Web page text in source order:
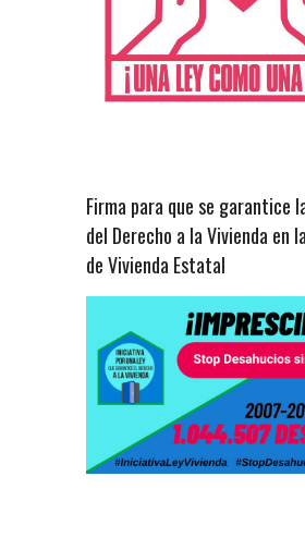
Firma para que se garantice
del Derecho a la Vivienda en
de Vivienda Estatal